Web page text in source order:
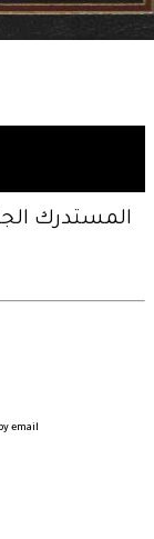
المستدرك
email